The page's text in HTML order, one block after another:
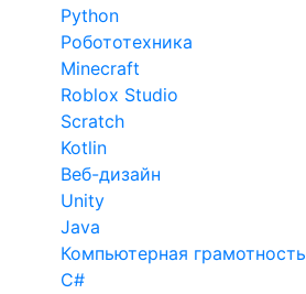
Python
Робототехника
Minecraft
Roblox Studio
Scratch
Kotlin
Веб-дизайн
Unity
Java
Компьютерная грамотность
C#